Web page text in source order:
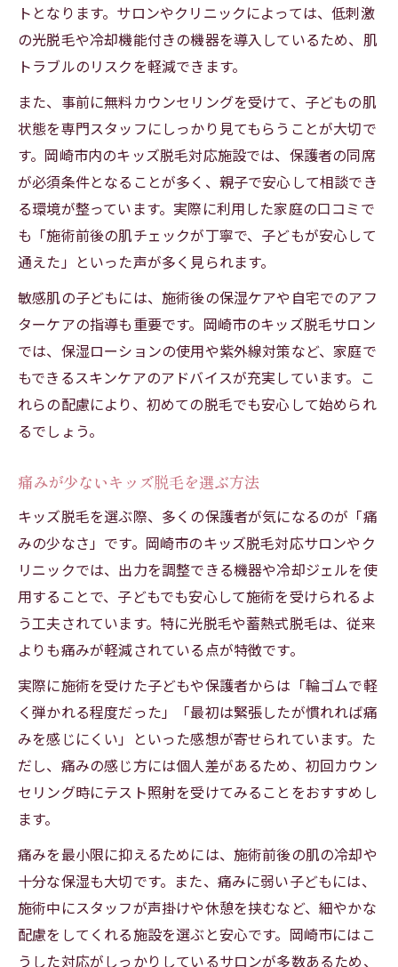
トとなります。サロンやクリニックによっては、低刺激
の光脱毛や冷却機能付きの機器を導入しているため、肌
トラブルのリスクを軽減できます。
また、事前に無料カウンセリングを受けて、子どもの肌
状態を専門スタッフにしっかり見てもらうことが大切で
す。岡崎市内のキッズ脱毛対応施設では、保護者の同席
が必須条件となることが多く、親子で安心して相談でき
る環境が整っています。実際に利用した家庭の口コミで
も「施術前後の肌チェックが丁寧で、子どもが安心して
通えた」といった声が多く見られます。
敏感肌の子どもには、施術後の保湿ケアや自宅でのアフ
ターケアの指導も重要です。岡崎市のキッズ脱毛サロン
では、保湿ローションの使用や紫外線対策など、家庭で
もできるスキンケアのアドバイスが充実しています。こ
れらの配慮により、初めての脱毛でも安心して始められ
るでしょう。
痛みが少ないキッズ脱毛を選ぶ方法
キッズ脱毛を選ぶ際、多くの保護者が気になるのが「痛
みの少なさ」です。岡崎市のキッズ脱毛対応サロンやク
リニックでは、出力を調整できる機器や冷却ジェルを使
用することで、子どもでも安心して施術を受けられるよ
う工夫されています。特に光脱毛や蓄熱式脱毛は、従来
よりも痛みが軽減されている点が特徴です。
実際に施術を受けた子どもや保護者からは「輪ゴムで軽
く弾かれる程度だった」「最初は緊張したが慣れれば痛
みを感じにくい」といった感想が寄せられています。た
だし、痛みの感じ方には個人差があるため、初回カウン
セリング時にテスト照射を受けてみることをおすすめし
ます。
痛みを最小限に抑えるためには、施術前後の肌の冷却や
十分な保湿も大切です。また、痛みに弱い子どもには、
施術中にスタッフが声掛けや休憩を挟むなど、細やかな
配慮をしてくれる施設を選ぶと安心です。岡崎市にはこ
うした対応がしっかりしているサロンが多数あるため、